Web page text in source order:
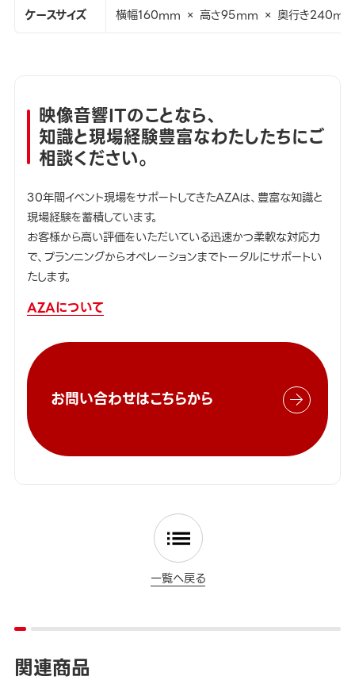
ケースサイズ
横幅160mm × 高さ95mm × 奥行き240mm
映像音響ITのことなら、
知識と現場経験豊富なわたしたちにご
相談ください。
30年間イベント現場をサポートしてきたAZAは、豊富な知識と
現場経験を蓄積しています。
お客様から高い評価をいただいている迅速かつ柔軟な対応力
で、プランニングからオペレーションまでトータルにサポートい
たします。
AZAについて
お問い合わせはこちらから
一覧へ戻る
関連商品